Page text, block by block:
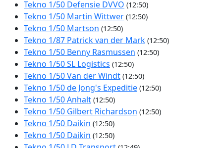
Tekno 1/50 Defensie DVVO (12:50)
Tekno 1/50 Martin Wittwer (12:50)
Tekno 1/50 Martson (12:50)
Tekno 1/87 Patrick van der Mark (12:50)
Tekno 1/50 Benny Rasmussen (12:50)
Tekno 1/50 SL Logistics (12:50)
Tekno 1/50 Van der Windt (12:50)
Tekno 1/50 de Jong's Expeditie (12:50)
Tekno 1/50 Anhalt (12:50)
Tekno 1/50 Gilbert Richardson (12:50)
Tekno 1/50 Daikin (12:50)
Tekno 1/50 Daikin (12:50)